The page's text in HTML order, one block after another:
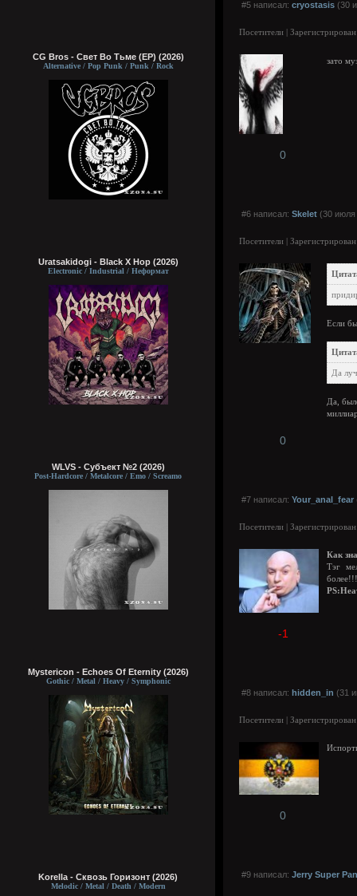
CG Bros - Свет Во Тьме (EP) (2026)
Alternative / Pop Punk / Punk / Rock
Uratsakidogi - Black X Hop (2026)
Electronic / Industrial / Неформат
WLVS - Субъект №2 (2026)
Post-Hardcore / Metalcore / Emo / Screamo
Mystericon - Echoes Of Eternity (2026)
Gothic / Metal / Heavy / Symphonic
Korella - Сквозь Горизонт (2026)
Melodic / Metal / Death / Modern
#5 написал: cryostasis (30
Посетители |
зато
0
#6 написал: Skelet (30 июля
Посетители |
Если
Да
Да,
0
#7 написал: Your_anal_fear
Посетители |
Как
Тэг
PS:
-1
#8 написал: hidden_in (31
Посетители |
0
#9 написал: Jerry Super